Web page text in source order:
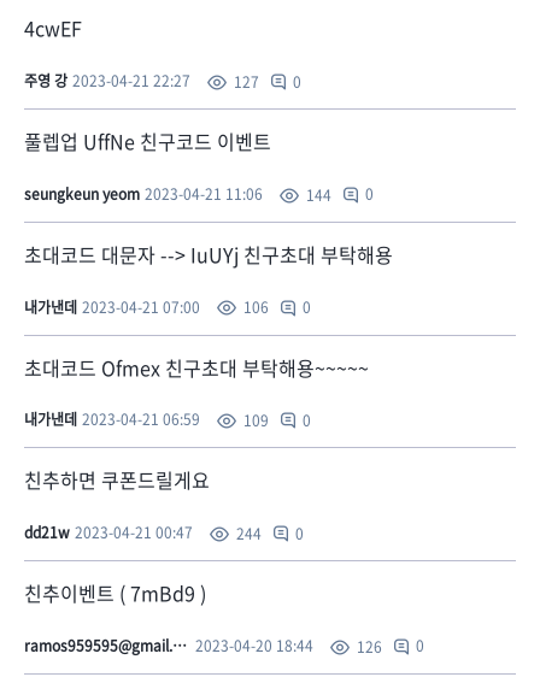
4cwEF
주영 강 2023-04-21 22:27 127 0
풀렙업 UffNe 친구코드 이벤트
seungkeun yeom 2023-04-21 11:06 144 0
초대코드 대문자 --> IuUYj 친구초대 부탁해용
내가낸데 2023-04-21 07:00 106 0
초대코드 Ofmex 친구초대 부탁해용~~~~~
내가낸데 2023-04-21 06:59 109 0
친추하면 쿠폰드릴게요
dd21w 2023-04-21 00:47 244 0
친추이벤트 ( 7mBd9 )
ramos959595@gmail.com 2023-04-20 18:44 126 0